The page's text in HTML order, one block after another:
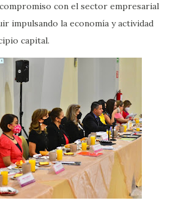
con el sector empresarial
impulsando la economía y actividad
capital.